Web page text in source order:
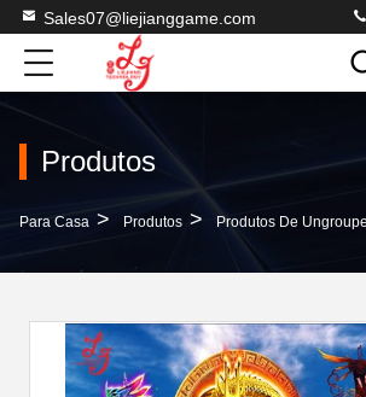
Sales07@liejianggame.com
Produtos
Para Casa > Produtos > Produtos De